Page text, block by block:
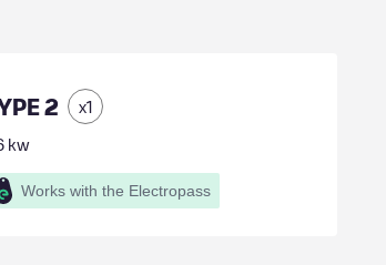
2 x1
kw
Works with the Electropass